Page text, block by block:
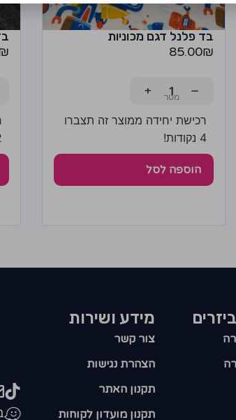
בד פלנל דגם מכוניות
85.00₪
−
+
רכישת יחידה ממוצר זה תצברו
4 נקודות!
הוספה לסל
2
מידע ושירות
צור קשר
הצהרת נגישות
תקנון האתר
תקנון מועדון לקוחות